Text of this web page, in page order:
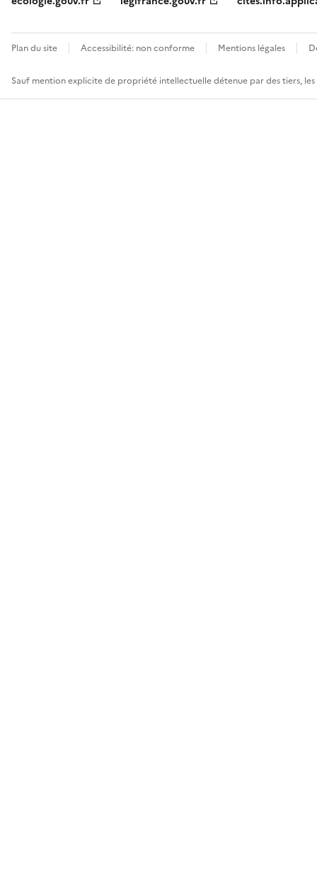
Plan du site Accessibilité: non conforme Mentions légales
Sauf mention explicite de propriété intellectuelle détenue par des tiers,